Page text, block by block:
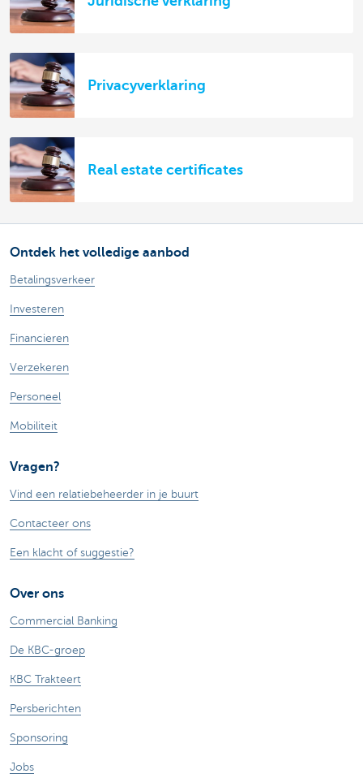
Privacyverklaring
Real estate certificates
Ontdek het volledige aanbod
Betalingsverkeer
Investeren
Financieren
Verzekeren
Personeel
Mobiliteit
Vragen?
Vind een relatiebeheerder in je buurt
Contacteer ons
Een klacht of suggestie?
Over ons
Commercial Banking
De KBC-groep
KBC Trakteert
Persberichten
Sponsoring
Jobs